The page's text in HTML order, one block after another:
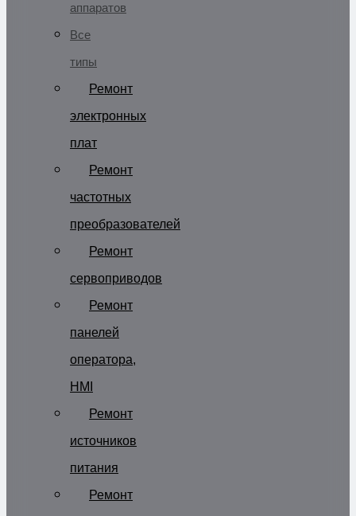
аппаратов
Все
типы
Ремонт
электронных
плат
Ремонт
частотных
преобразователей
Ремонт
сервоприводов
Ремонт
панелей
оператора,
HMI
Ремонт
источников
питания
Ремонт